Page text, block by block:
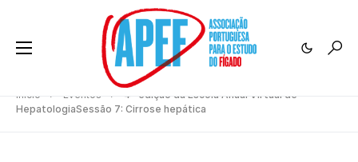
Início Eventos
4ª edição da Escola Anual Virtual de
HepatologiaSessão 7: Cirrose hepática